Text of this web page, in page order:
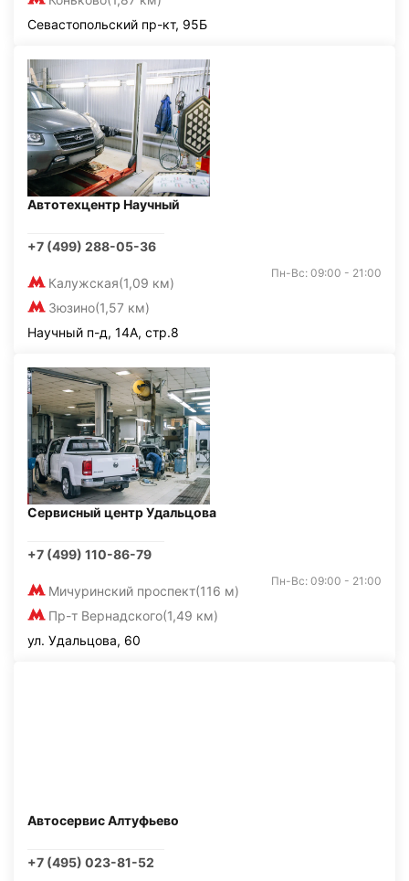
Севастопольский пр-кт, 95Б
Автотехцентр Научный
+7 (499) 288-05-36
Калужская(1,09 км)
Зюзино(1,57 км)
Пн-Вс: 09:00 - 21:00
Научный п-д, 14А, стр.8
Сервисный центр Удальцова
+7 (499) 110-86-79
Мичуринский проспект(116 м)
Пр-т Вернадского(1,49 км)
Пн-Вс: 09:00 - 21:00
ул. Удальцова, 60
Автосервис Алтуфьево
+7 (495) 023-81-52